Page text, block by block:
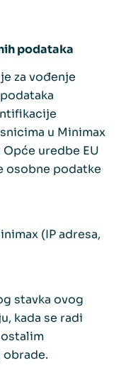
podataka
za vođenje
u Minimax
uredbe EU
osobne podatke
(IP adresa,
stavka ovog
kada se radi